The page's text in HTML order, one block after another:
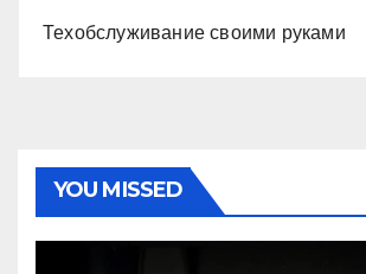
Техобслуживание своими руками
YOU MISSED